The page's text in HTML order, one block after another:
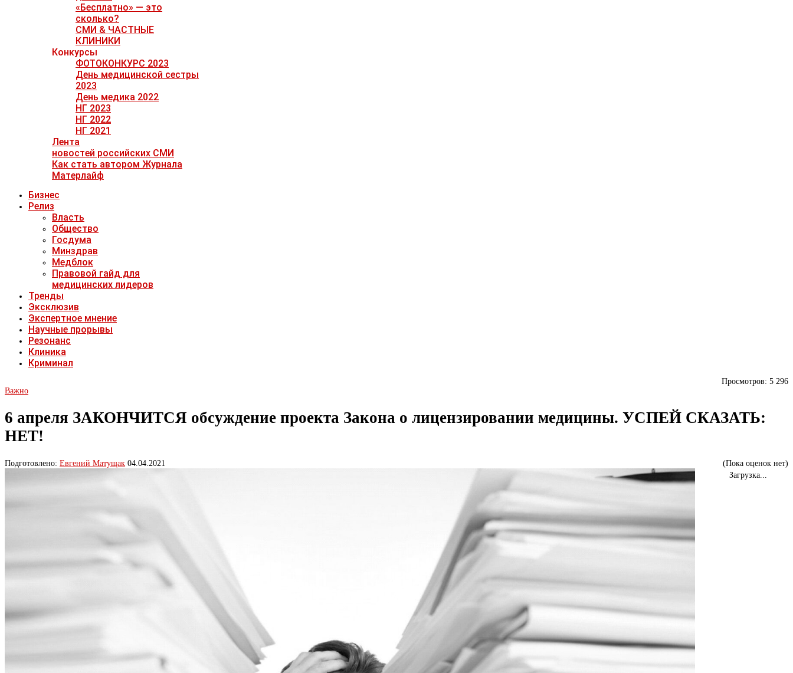
«Бесплатно» — это
сколько?
СМИ & ЧАСТНЫЕ
КЛИНИКИ
Конкурсы
ФОТОКОНКУРС 2023
День медицинской сестры
2023
День медика 2022
НГ 2023
НГ 2022
НГ 2021
Лента
новостей российских СМИ
Как стать автором Журнала
Матерлайф
Бизнес
Релиз
Власть
Общество
Госдума
Минздрав
Медблок
Правовой гайд для
медицинских лидеров
Тренды
Эксклюзив
Экспертное мнение
Научные прорывы
Резонанс
Клиника
Криминал
Просмотров: 5 296
Важно
6 апреля ЗАКОНЧИТСЯ обсуждение проекта Закона о лицензировании медицины. УСПЕЙ СКАЗАТЬ:
НЕТ!
Подготовлено: Евгений Матущак 04.04.2021
(Пока оценок нет)
Загрузка...